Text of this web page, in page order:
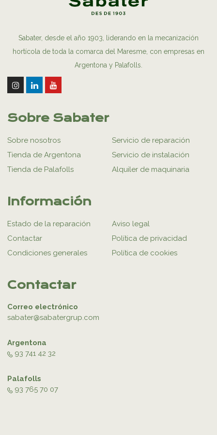
Sabater, desde el año 1903, liderando en la mecanización
hortícola de toda la comarca del Maresme, con empresas en
Argentona y Palafolls.
Sobre Sabater
Sobre nosotros
Tienda de Argentona
Tienda de Palafolls
Servicio de reparación
Servicio de instalación
Alquiler de maquinaria
Información
Estado de la reparación
Contactar
Condiciones generales
Aviso legal
Política de privacidad
Política de cookies
Contactar
Correo electrónico
sabater@sabatergrup.com
Argentona
93 741 42 32
Palafolls
93 765 70 07